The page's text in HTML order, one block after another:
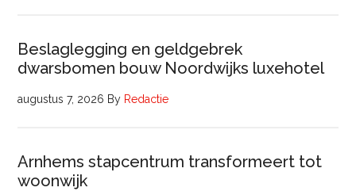
Beslaglegging en geldgebrek
dwarsbomen bouw Noordwijks luxehotel
augustus 7, 2026 By Redactie
Arnhems stapcentrum transformeert tot
woonwijk